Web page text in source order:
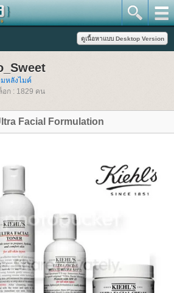
หลังไมค์
ก : 1829 คน
Facial Formulation